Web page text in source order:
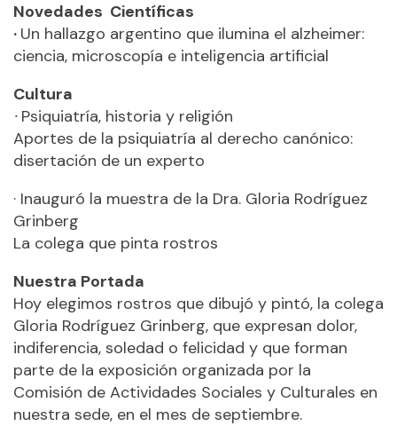
Novedades Científicas
· Un hallazgo argentino que ilumina el alzheimer:
ciencia, microscopía e inteligencia artificial
Cultura
·Psiquiatría, historia y religión
Aportes de la psiquiatría al derecho canónico:
disertación de un experto
· Inauguró la muestra de la Dra. Gloria Rodríguez
Grinberg
La colega que pinta rostros
Nuestra Portada
Hoy elegimos rostros que dibujó y pintó, la colega
Gloria Rodríguez Grinberg, que expresan dolor,
indiferencia, soledad o felicidad y que forman
parte de la exposición organizada por la
Comisión de Actividades Sociales y Culturales en
nuestra sede, en el mes de septiembre.